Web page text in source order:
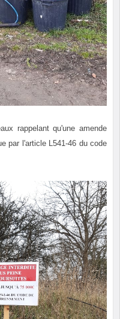
rappelant qu'une amende
par l'article L541-46 du code